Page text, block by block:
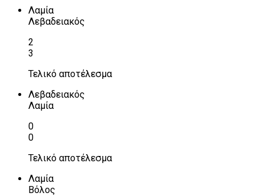
Λαμία
Λεβαδειακός
2
3
Τελικό αποτέλεσμα
Λεβαδειακός
Λαμία
0
0
Τελικό αποτέλεσμα
Λαμία
Βόλος